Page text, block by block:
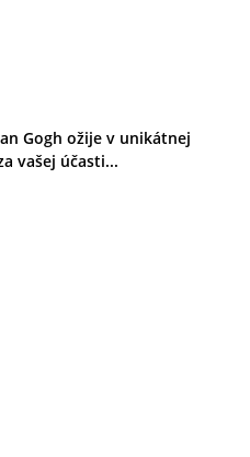
Gogh ožije v unikátnej
vašej účasti...